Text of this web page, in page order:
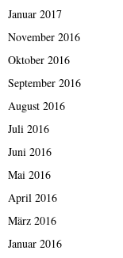
Januar 2017
November 2016
Oktober 2016
September 2016
August 2016
Juli 2016
Juni 2016
Mai 2016
April 2016
März 2016
Januar 2016